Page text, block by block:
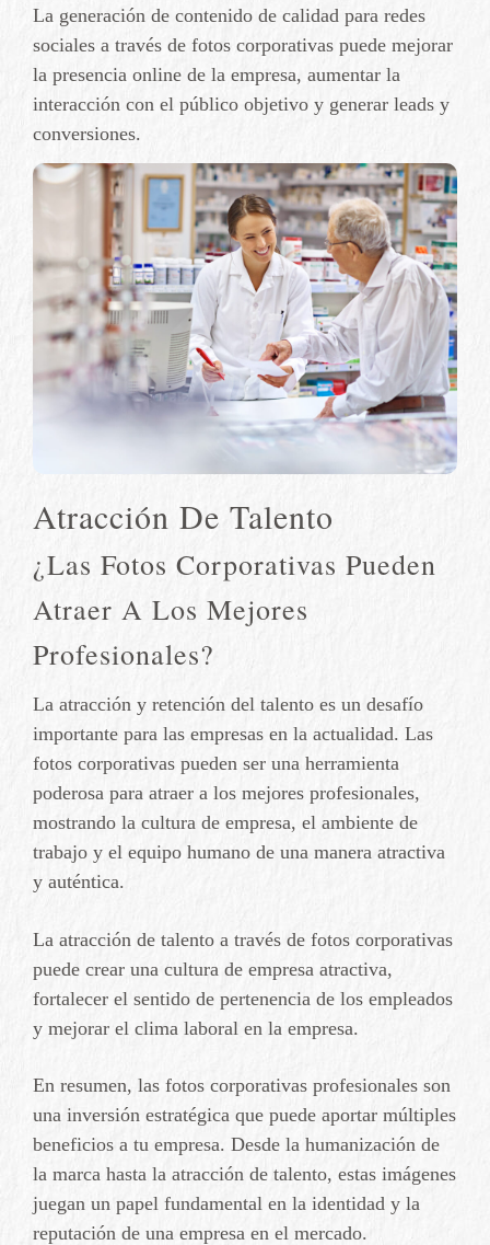
La generación de contenido de calidad para redes
sociales a través de fotos corporativas puede mejorar
la presencia online de la empresa, aumentar la
interacción con el público objetivo y generar leads y
conversiones.
Atracción De Talento
¿Las Fotos Corporativas Pueden
Atraer A Los Mejores
Profesionales?
La atracción y retención del talento es un desafío
importante para las empresas en la actualidad. Las
fotos corporativas pueden ser una herramienta
poderosa para atraer a los mejores profesionales,
mostrando la cultura de empresa, el ambiente de
trabajo y el equipo humano de una manera atractiva
y auténtica.
La atracción de talento a través de fotos corporativas
puede crear una cultura de empresa atractiva,
fortalecer el sentido de pertenencia de los empleados
y mejorar el clima laboral en la empresa.
En resumen, las fotos corporativas profesionales son
una inversión estratégica que puede aportar múltiples
beneficios a tu empresa. Desde la humanización de
la marca hasta la atracción de talento, estas imágenes
juegan un papel fundamental en la identidad y la
reputación de una empresa en el mercado.